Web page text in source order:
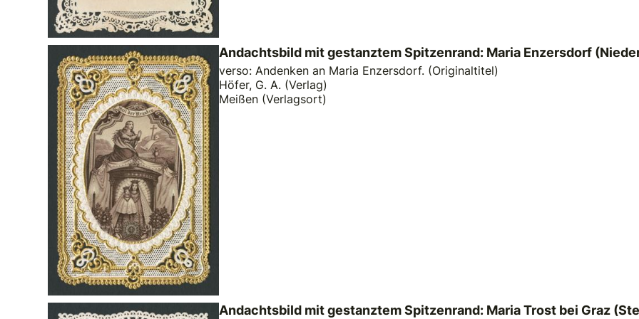
Andachtsbild mit gestanztem Spitzenrand: Maria Enzersdorf
verso: Andenken an Maria Enzersdorf. (Originaltitel)
Höfer, G. A. (Verlag)
Meißen (Verlagsort)
Andachtsbild mit gestanztem Spitzenrand: Maria Trost bei Graz